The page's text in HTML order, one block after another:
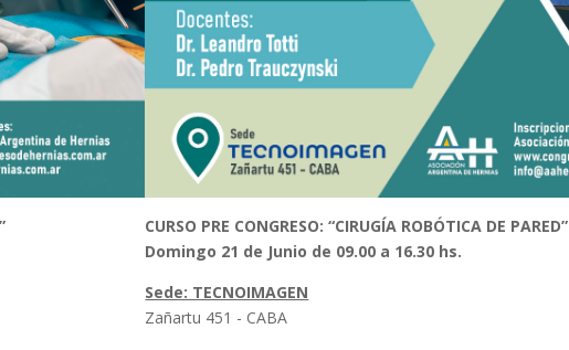
CURSO PRE CONGRESO:“CIRUGÍA ROBÓTICA DE PARED”
Domingo 21 de Junio de 09.00 a 16.30 hs.
Sede: TECNOIMAGEN
Zañartu 451 - CABA